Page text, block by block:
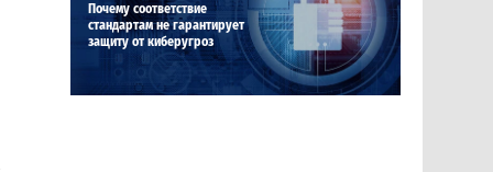
Почему соответствие
стандартам не гарантирует
защиту от киберугроз